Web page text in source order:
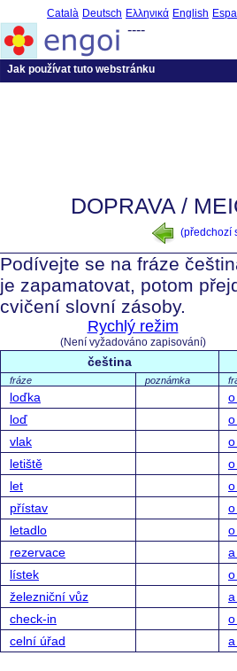
Català Deutsch Ελληνικά English
----
Jak používat tuto webstránku
DOPRAVA /
(předchozí
Podívejte se na fráze
je zapamatovat, potom
cvičení slovní zásoby.
Rychlý režim
(Není vyžadováno zapisování)
čeština
fráze poznámka
loďka
loď
vlak
letiště
let
přístav
letadlo
rezervace
lístek
železniční vůz
check-in
celní úřad